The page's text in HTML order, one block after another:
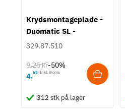
Type
Knopgreb
Stil
TilstandNy
Krydsmontageplade -
Duomatic SL -
Euroskruer
329.87.510
9,25 kr-50%
4,63 Inkl. moms
312 stk på lager